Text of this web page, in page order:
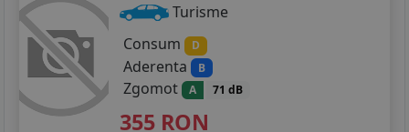
Turisme
Consum
D
Aderenta B
Zgomot A 71 dB
355 RON